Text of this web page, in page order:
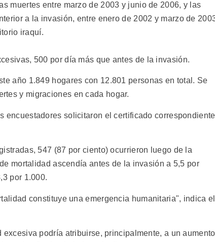
muertes entre marzo de 2003 y junio de 2006, y las
a la invasión, entre enero de 2002 y marzo de
iraquí.
500 por día más que antes de la invasión.
año 1.849 hogares con 12.801 personas en total. Se
y migraciones en cada hogar.
encuestadores solicitaron el certificado
547 (87 por ciento) ocurrieron luego de la
mortalidad ascendía antes de la invasión a 5,5 por
por 1.000.
constituye una emergencia humanitaria", indica el
podría atribuirse, principalmente, a un aumento